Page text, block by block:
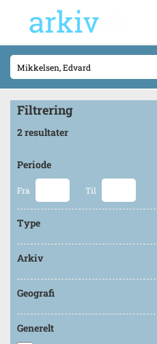
Filtrering
2 resultater
Periode
Fra Til
Type
Arkiv
Geografi
Generelt